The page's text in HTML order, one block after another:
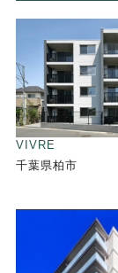
VIVRE
千葉県柏市